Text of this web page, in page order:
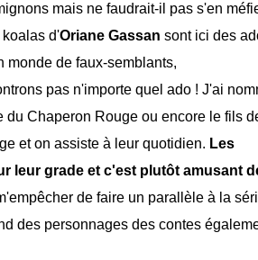
mais ne faudrait-il pas s'en
d'Oriane Gassan sont ici des
monde de faux-semblants,
pas n'importe quel ado ! J'ai
Chaperon Rouge ou encore le fils
et on assiste à leur quotidien. Les
leur grade et c'est plutôt amusant
de faire un parallèle à la
des personnages des contes